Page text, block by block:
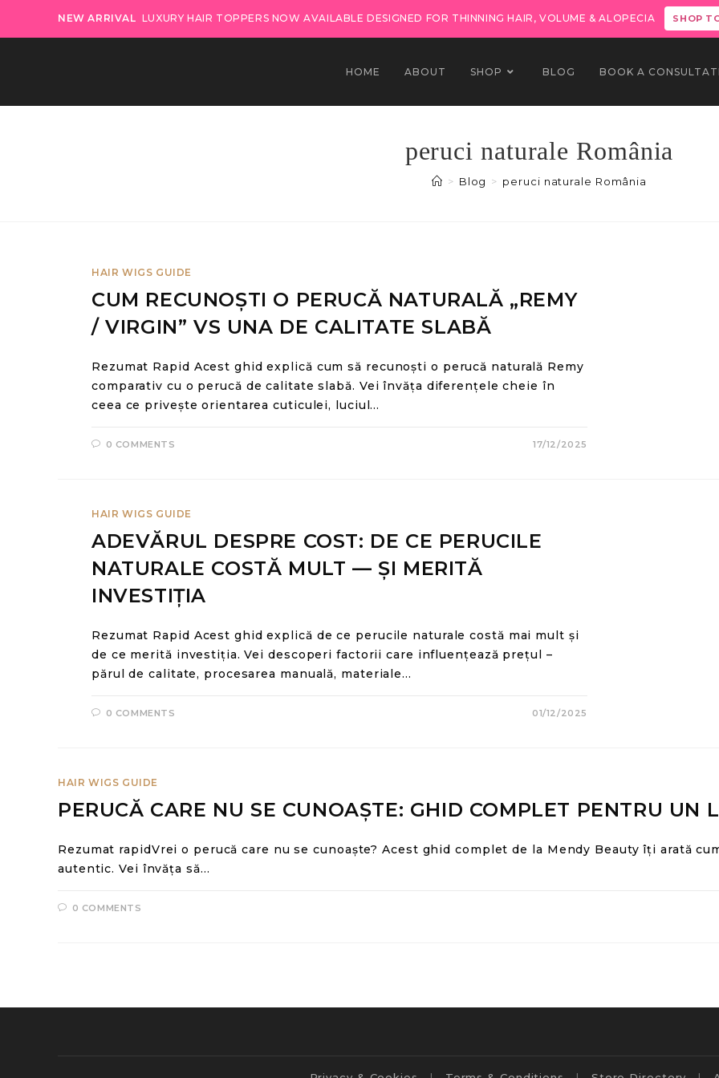
NEW ARRIVAL LUXURY HAIR TOPPERS NOW AVAILABLE DESIGNED FOR THINNING HAIR, VOLUME & ALOPECIA SHOP
HOME ABOUT SHOP BLOG BOOK A
peruci naturale România
> Blog > peruci naturale România
HAIR WIGS GUIDE
CUM RECUNOȘTI O PERUCĂ NATURALĂ „REMY
/ VIRGIN” VS UNA DE CALITATE SLABĂ
Rezumat Rapid Acest ghid explică cum să recunoști o perucă naturală Remy
comparativ cu o perucă de calitate slabă. Vei învăța diferențele cheie în
ceea ce privește orientarea cuticulei, luciul…
0 COMMENTS 17/12/2025
HAIR WIGS GUIDE
ADEVĂRUL DESPRE COST: DE CE PERUCILE
NATURALE COSTĂ MULT — ȘI MERITĂ
INVESTIȚIA
Rezumat Rapid Acest ghid explică de ce perucile naturale costă mai mult și
de ce merită investiția. Vei descoperi factorii care influențează prețul –
părul de calitate, procesarea manuală, materiale…
0 COMMENTS 01/12/2025
HAIR WIGS GUIDE
PERUCĂ CARE NU SE CUNOAȘTE: GHID COMPLET PENTRU UN
Rezumat rapidVrei o perucă care nu se cunoaște? Acest ghid complet de la Mendy Beauty îți arată
autentic. Vei învăța să…
0 COMMENTS